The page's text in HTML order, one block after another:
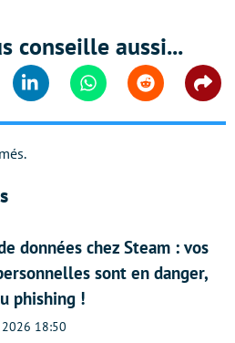
conseille aussi...
Linkedin WhatsappReddit
données chez Steam : vos
sont en danger,
phishing !
18:50